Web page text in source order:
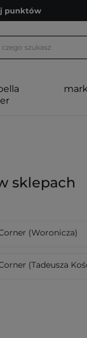
punktów
punktów
sklepach
(Woronicza)
(Tadeusza